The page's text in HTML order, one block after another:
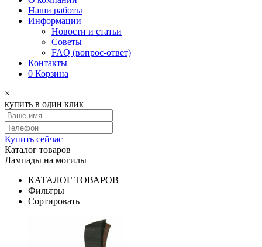
Наши работы
Информации
Новости и статьи
Советы
FAQ (вопрос-ответ)
Контакты
0 Корзина
×
купить в один клик
Купить сейчас
Каталог товаров
Лампады на могилы
КАТАЛОГ ТОВАРОВ
Фильтры
Сортировать